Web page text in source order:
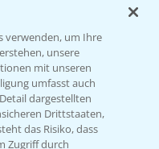
verwenden, um Ihre
unsere
mit unseren
umfasst auch
dargestellten
Drittstaaten,
das Risiko, dass
Zugriff durch